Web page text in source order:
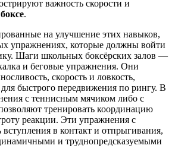
важность скорости и
боксе.
на улучшение этих навыков,
упражнениях, которые должны войти
Шаги школьных боксёрских залов —
и беговые упражнения. Они
скорость и ловкость,
быстрого передвижения по рингу. В
с теннисным мячиком либо с
тренировать координацию
реакции. Эти упражнения с
вступления в контакт и отпрыгивания,
и труднопредсказуемыми